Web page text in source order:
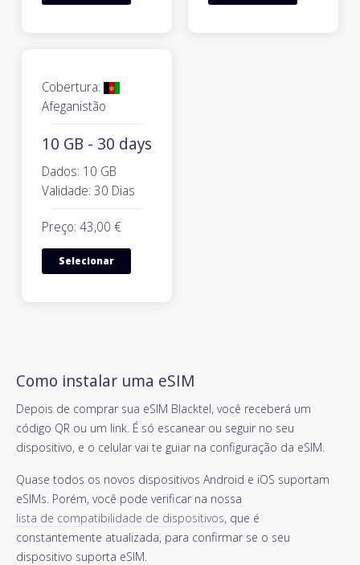
Cobertura:
Afeganistão
10 GB - 30 days
Dados: 10 GB
Validade: 30 Dias
Preço: 43,00 €
Selecionar
Como instalar uma eSIM
Depois de comprar sua eSIM Blacktel, você receberá um
código QR ou um link. É só escanear ou seguir no seu
dispositivo, e o celular vai te guiar na configuração da eSIM.
Quase todos os novos dispositivos Android e iOS suportam
eSIMs. Porém, você pode verificar na nossa
lista de compatibilidade de dispositivos, que é
constantemente atualizada, para confirmar se o seu
dispositivo suporta eSIM.